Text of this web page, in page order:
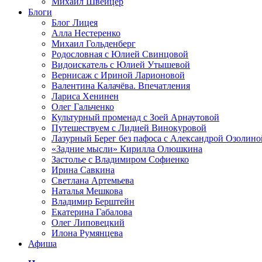
Блоги
Блог Лицея
Алла Нестеренко
Михаил Гольденберг
Родословная с Юлией Свинцовой
Видоискатель с Юлией Утышевой
Вернисаж с Ириной Ларионовой
Валентина Калачёва. Впечатления
Лариса Хенинен
Олег Гальченко
Культурный променад с Зоей Арнаутовой
Путешествуем с Лидией Винокуровой
Лазурный Берег без пафоса с Александрой
«Задние мысли» Кирилла Олюшкина
Застолье с Владимиром Софиенко
Ирина Савкина
Светлана Артемьева
Наталья Мешкова
Владимир Берштейн
Екатерина Габалова
Олег Липовецкий
Илона Румянцева
Афиша